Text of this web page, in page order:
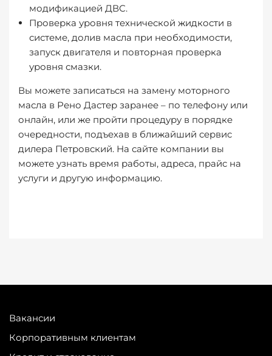
модификацией ДВС.
Проверка уровня технической жидкости в
системе, долив масла при необходимости,
запуск двигателя и повторная проверка
уровня смазки.
Вы можете записаться на замену моторного
масла в Рено Дастер заранее – по телефону или
онлайн, или же пройти процедуру в порядке
очередности, подъехав в ближайший сервис
дилера Петровский. На сайте компании вы
можете узнать время работы, адреса, прайс на
услуги и другую информацию.
Вакансии
Корпоративным клиентам